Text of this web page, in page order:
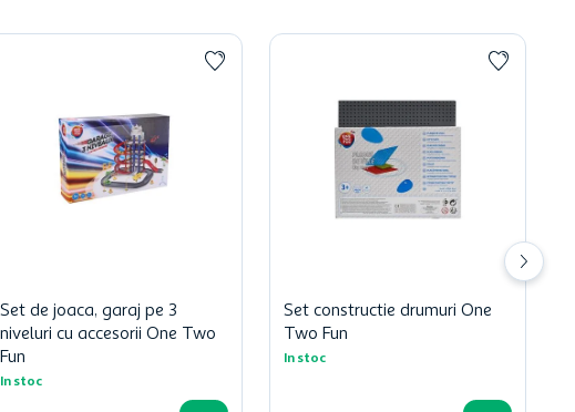
Set de joaca, garaj pe 3
niveluri cu accesorii One Two
Fun
In stoc
Set constructie drumuri One
Two Fun
In stoc